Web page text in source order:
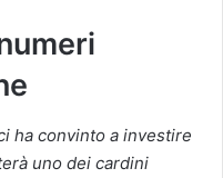
ha convinto a investire
uno dei cardini